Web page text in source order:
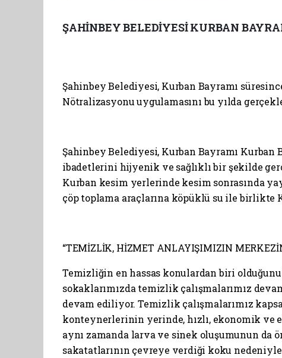
ŞAHİNBEY BELEDİYESİ KURBAN
Şahinbey Belediyesi, Kurban Bayramı
Nötralizasyonu uygulamasını bu yılda
Şahinbey Belediyesi, Kurban Bayramı
ibadetlerini hijyenik ve sağlıklı bir şekilde
Kurban kesim yerlerinde kesim sonrasında
çöp toplama araçlarına köpüklü su ile birlikte
“TEMİZLİK, HİZMET ANLAYIŞIMIZIN
Temizliğin en hassas konulardan biri
sokaklarımızda temizlik çalışmalarımız
devam ediliyor. Temizlik çalışmalarımız
konteynerlerinin yerinde, hızlı, ekonomik
aynı zamanda larva ve sinek oluşumunun da
sakatatlarının çevreye verdiği koku